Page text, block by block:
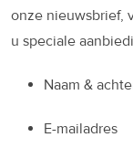
onze nieuwsbrief,
u speciale
Naam &
E-mailadres